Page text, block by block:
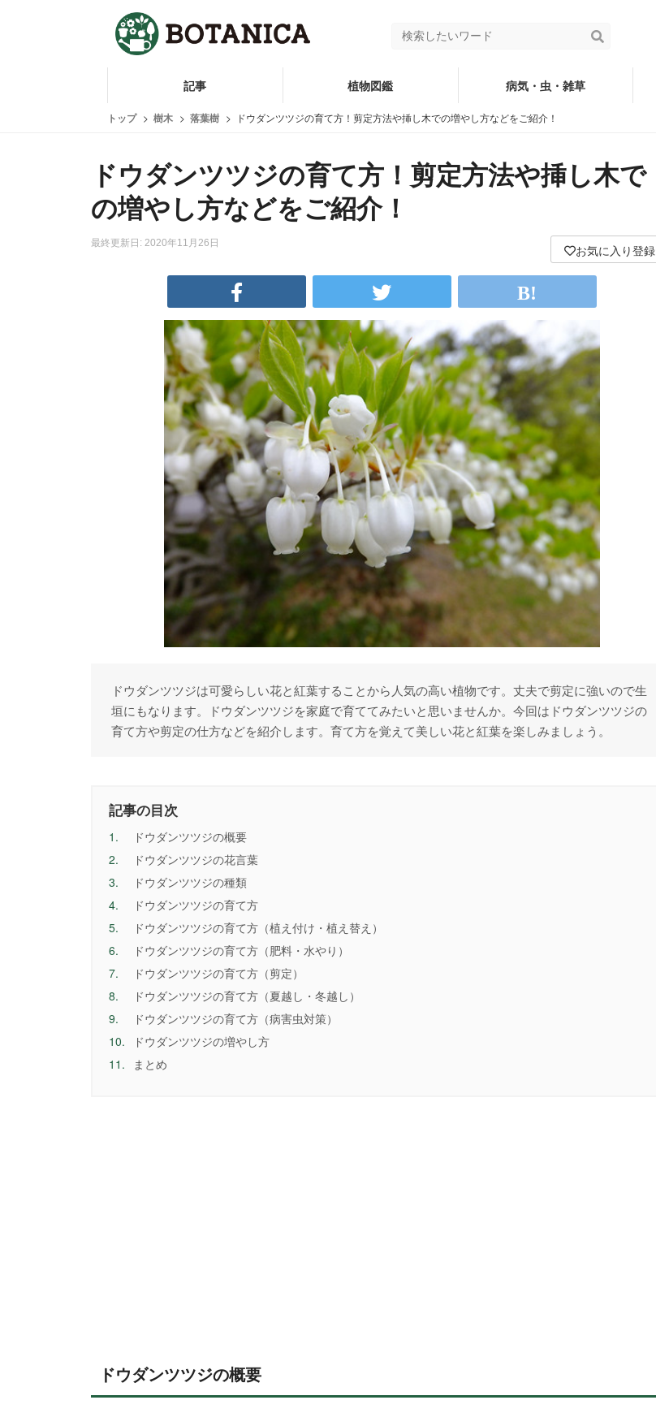
記事 植物図鑑 病気・虫・雑草
トップ 樹木 落葉樹 ドウダンツツジの育て方！剪定方法や挿し木での増やし方などをご紹介！
ドウダンツツジの育て方！剪定方法や挿し木で
の増やし方などをご紹介！
最終更新日: 2020年11月26日
お気に入り登録
ドウダンツツジは可愛らしい花と紅葉することから人気の高い植物です。丈夫で剪定に強いので生
垣にもなります。ドウダンツツジを家庭で育ててみたいと思いませんか。今回はドウダンツツジの
育て方や剪定の仕方などを紹介します。育て方を覚えて美しい花と紅葉を楽しみましょう。
記事の目次
1.
ドウダンツツジの概要
2.
ドウダンツツジの花言葉
3.
ドウダンツツジの種類
4.
ドウダンツツジの育て方
5.
ドウダンツツジの育て方（植え付け・植え替え）
6.
ドウダンツツジの育て方（肥料・水やり）
7.
ドウダンツツジの育て方（剪定）
8.
ドウダンツツジの育て方（夏越し・冬越し）
9.
ドウダンツツジの育て方（病害虫対策）
10.
ドウダンツツジの増やし方
11.
まとめ
ドウダンツツジの概要